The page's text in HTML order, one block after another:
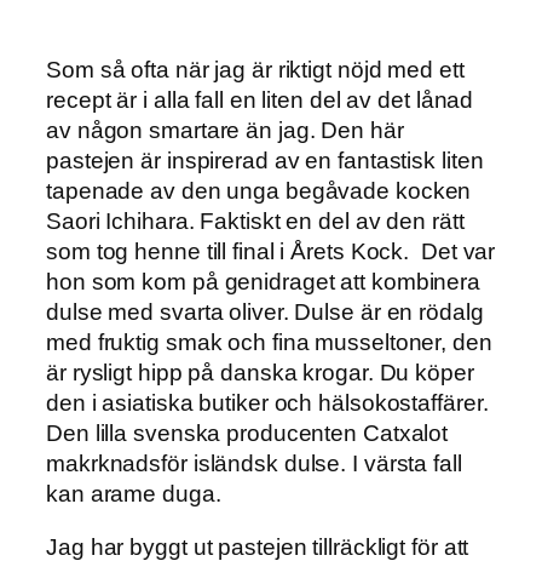
Som så ofta när jag är riktigt nöjd med ett
recept är i alla fall en liten del av det lånad
av någon smartare än jag. Den här
pastejen är inspirerad av en fantastisk liten
tapenade av den unga begåvade kocken
Saori Ichihara. Faktiskt en del av den rätt
som tog henne till final i Årets Kock. Det var
hon som kom på genidraget att kombinera
dulse med svarta oliver. Dulse är en rödalg
med fruktig smak och fina musseltoner, den
är rysligt hipp på danska krogar. Du köper
den i asiatiska butiker och hälsokostaffärer.
Den lilla svenska producenten Catxalot
makrknadsför isländsk dulse. I värsta fall
kan arame duga.
Jag har byggt ut pastejen tillräckligt för att